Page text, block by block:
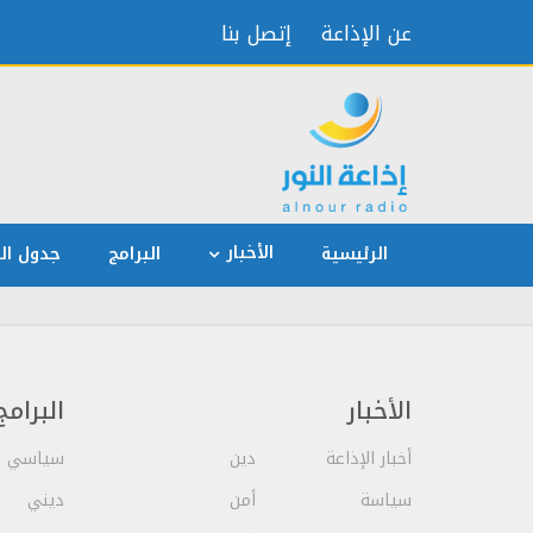
عن الإذاعة إتصل بنا
الرئيسية الأخبار البرامج جدول
الأخبار
أخبار الإذاعة
سياسة
دين
أمن
سياسي
ديني